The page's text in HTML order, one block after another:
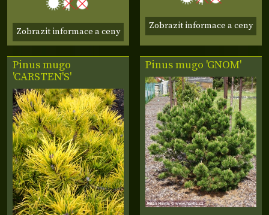
Zobrazit informace a ceny
Zobrazit informace a ceny
Pinus mugo
'CARSTEN'S'
Pinus mugo 'GNOM'